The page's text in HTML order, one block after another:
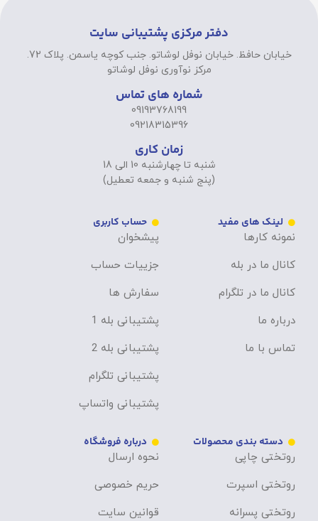
دفتر مرکزی پشتیبانی سایت
خیابان حافظ. خیابان نوفل لوشاتو. جنب کوچه یاسمن. پلاک 72.
مرکز نوآوری نوفل لوشاتو
شماره های تماس
09193768199
09218315396
زمان کاری
شنبه تا چهارشنبه 10 الی 18
(پنج شنبه و جمعه تعطیل)
لینک های مفید
نمونه کارها
کانال ما در بله
کانال ما در تلگرام
درباره ما
تماس با ما
حساب کاربری
پیشخوان
جزییات حساب
سفارش ها
پشتیبانی بله 1
پشتیبانی بله 2
پشتیبانی تلگرام
پشتیبانی واتساپ
دسته بندی محصولات
روتختی چاپی
روتختی اسپرت
روتختی پسرانه
درباره فروشگاه
نحوه ارسال
حریم خصوصی
قوانین سایت